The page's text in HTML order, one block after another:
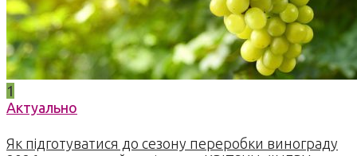
1
Актуально
Як підготуватися до сезону переробки винограду